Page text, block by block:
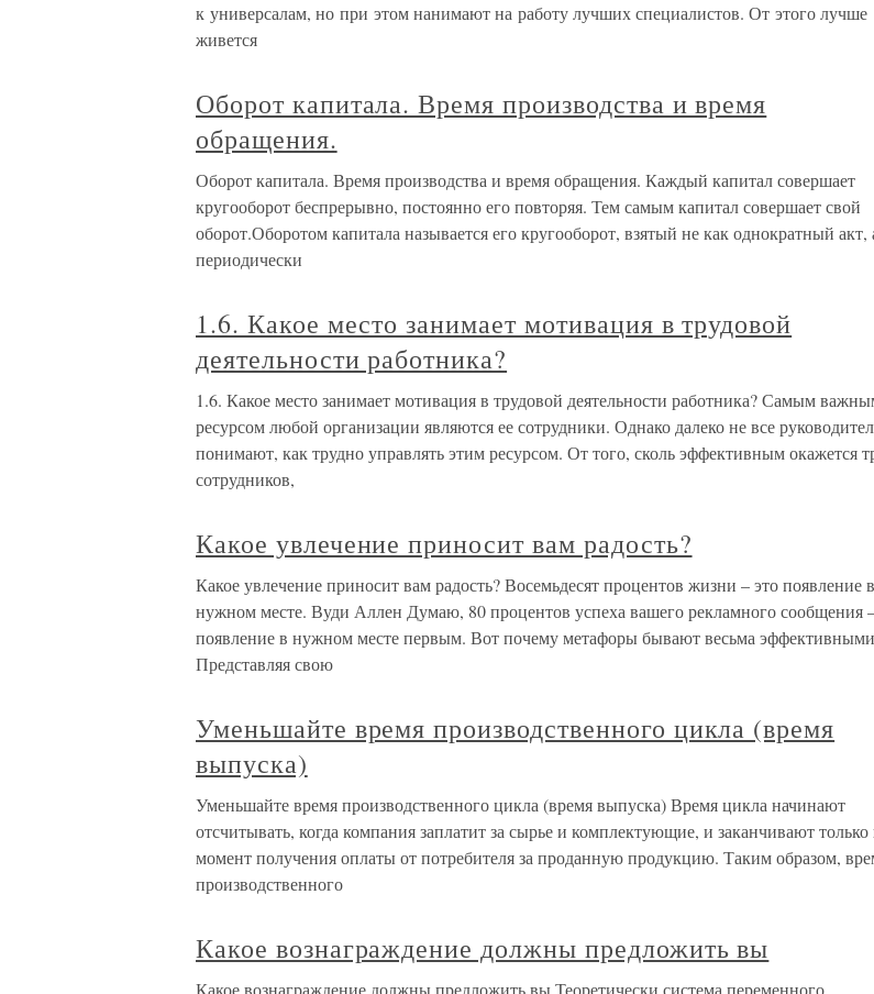
к универсалам, но при этом нанимают на работу лучших специалистов. От этого лучше
живется
Оборот капитала. Время производства и время
обращения.
Оборот капитала. Время производства и время обращения. Каждый капитал совершает
кругооборот беспрерывно, постоянно его повторяя. Тем самым капитал совершает свой
оборот.Оборотом капитала называется его кругооборот, взятый не как однократный акт,
периодически
1.6. Какое место занимает мотивация в трудовой
деятельности работника?
1.6. Какое место занимает мотивация в трудовой деятельности работника? Самым
ресурсом любой организации являются ее сотрудники. Однако далеко не все
понимают, как трудно управлять этим ресурсом. От того, сколь эффективным окажется
сотрудников,
Какое увлечение приносит вам радость?
Какое увлечение приносит вам радость? Восемьдесят процентов жизни – это появление в
нужном месте. Вуди Аллен Думаю, 80 процентов успеха вашего рекламного сообщения
появление в нужном месте первым. Вот почему метафоры бывают весьма
Представляя свою
Уменьшайте время производственного цикла (время
выпуска)
Уменьшайте время производственного цикла (время выпуска) Время цикла начинают
отсчитывать, когда компания заплатит за сырье и комплектующие, и заканчивают только
момент получения оплаты от потребителя за проданную продукцию. Таким образом,
производственного
Какое вознаграждение должны предложить вы
Какое вознаграждение должны предложить вы Теоретически система переменного